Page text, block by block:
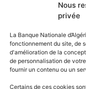
Nous
privée
La Banque Nationale
fonctionnement du site, de
d'amélioration de la
de personnalisation de
fournir un contenu ou un
Certains de ces cookies
Direction Générale :
Adresse : Quartier
Centre de Relation Client :
Adresse : Quartier